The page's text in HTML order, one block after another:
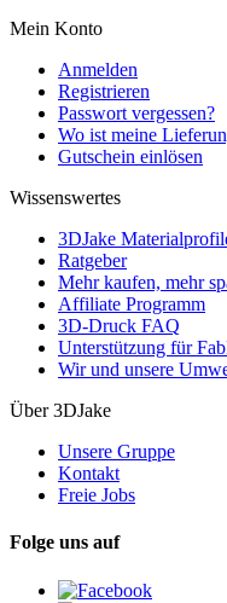
Mein Konto
Anmelden
Registrieren
Passwort vergessen?
Wo ist meine
Gutschein einlösen
Wissenswertes
3DJake
Ratgeber
Mehr kaufen, mehr
Affiliate Programm
3D-Druck FAQ
Unterstützung für
Wir und unsere
Über 3DJake
Unsere Gruppe
Kontakt
Freie Jobs
Folge uns auf